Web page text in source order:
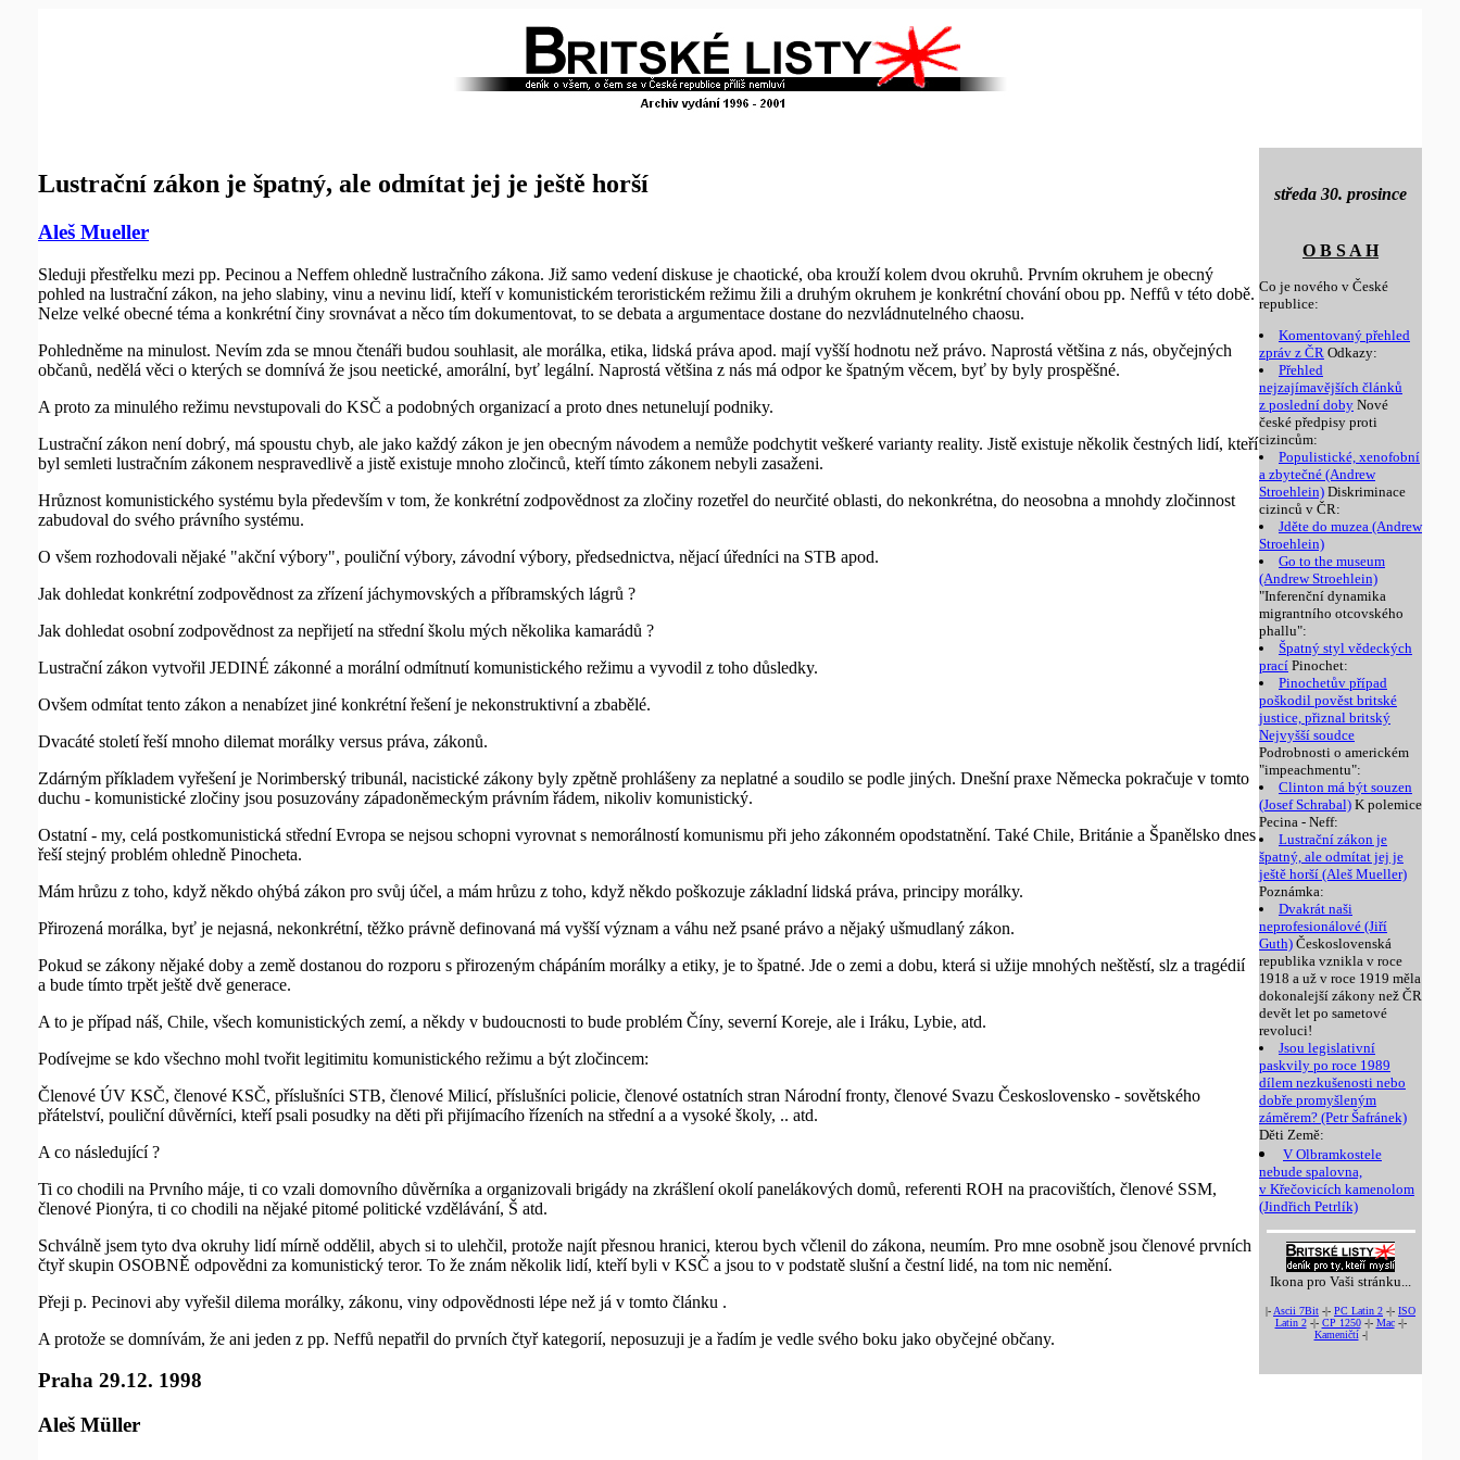
středa 30. prosince
O B S A H
Co je nového v České
republice:
Komentovaný přehled
zpráv z ČR Odkazy:
Přehled
nejzajímavějších článků
z poslední doby Nové
české předpisy proti
cizincům:
Populistické, xenofobní
a zbytečné (Andrew
Stroehlein) Diskriminace
cizinců v ČR:
Jděte do muzea (Andrew
Stroehlein)
Go to the museum
(Andrew Stroehlein)
"Inferenční dynamika
migrantního otcovského
phallu":
Špatný styl vědeckých
prací Pinochet:
Pinochetův případ
poškodil pověst britské
justice, přiznal britský
Nejvyšší soudce
Podrobnosti o americkém
"impeachmentu":
Clinton má být souzen
(Josef Schrabal) K polemice
Pecina - Neff:
Lustrační zákon je
špatný, ale odmítat jej je
ještě horší (Aleš Mueller)
Poznámka:
Dvakrát naši
neprofesionálové (Jiří
Guth) Československá
republika vznikla v roce
1918 a už v roce 1919 měla
dokonalejší zákony než ČR
devět let po sametové
revoluci!
Jsou legislativní
paskvily po roce 1989
dílem nezkušenosti nebo
dobře promyšleným
záměrem? (Petr Šafránek)
Děti Země:
V Olbramkostele
nebude spalovna,
v Křečovicích kamenolom
(Jindřich Petrlík)
Ikona pro Vaši stránku...
|- Ascii 7Bit -|- PC Latin 2 -|- ISO
Latin 2-|- CP 1250-|- Mac-|-
Kameničtí-|
Lustrační zákon je špatný, ale odmítat jej je ještě horší
Aleš Mueller
Sleduji přestřelku mezi pp. Pecinou a Neffem ohledně lustračního zákona. Již samo vedení diskuse je chaotické, oba krouží kolem dvou okruhů. Prvním okruhem je obecný
pohled na lustrační zákon, na jeho slabiny, vinu a nevinu lidí, kteří v komunistickém teroristickém režimu žili a druhým okruhem je konkrétní chování obou pp. Neffů v této době.
Nelze velké obecné téma a konkrétní činy srovnávat a něco tím dokumentovat, to se debata a argumentace dostane do nezvládnutelného chaosu.
Pohledněme na minulost. Nevím zda se mnou čtenáři budou souhlasit, ale morálka, etika, lidská práva apod. mají vyšší hodnotu než právo. Naprostá většina z nás, obyčejných
občanů, nedělá věci o kterých se domnívá že jsou neetické, amorální, byť legální. Naprostá většina z nás má odpor ke špatným věcem, byť by byly prospěšné.
A proto za minulého režimu nevstupovali do KSČ a podobných organizací a proto dnes netunelují podniky.
Lustrační zákon není dobrý, má spoustu chyb, ale jako každý zákon je jen obecným návodem a nemůže podchytit veškeré varianty reality. Jistě existuje několik čestných lidí, kteří
byl semleti lustračním zákonem nespravedlivě a jistě existuje mnoho zločinců, kteří tímto zákonem nebyli zasaženi.
Hrůznost komunistického systému byla především v tom, že konkrétní zodpovědnost za zločiny rozetřel do neurčité oblasti, do nekonkrétna, do neosobna a mnohdy zločinnost
zabudoval do svého právního systému.
O všem rozhodovali nějaké "akční výbory", pouliční výbory, závodní výbory, předsednictva, nějací úředníci na STB apod.
Jak dohledat konkrétní zodpovědnost za zřízení jáchymovských a příbramských lágrů ?
Jak dohledat osobní zodpovědnost za nepřijetí na střední školu mých několika kamarádů ?
Lustrační zákon vytvořil JEDINÉ zákonné a morální odmítnutí komunistického režimu a vyvodil z toho důsledky.
Ovšem odmítat tento zákon a nenabízet jiné konkrétní řešení je nekonstruktivní a zbabělé.
Dvacáté století řeší mnoho dilemat morálky versus práva, zákonů.
Zdárným příkladem vyřešení je Norimberský tribunál, nacistické zákony byly zpětně prohlášeny za neplatné a soudilo se podle jiných. Dnešní praxe Německa pokračuje v tomto
duchu - komunistické zločiny jsou posuzovány západoněmeckým právním řádem, nikoliv komunistický.
Ostatní - my, celá postkomunistická střední Evropa se nejsou schopni vyrovnat s nemorálností komunismu při jeho zákonném opodstatnění. Také Chile, Británie a Španělsko dnes
řeší stejný problém ohledně Pinocheta.
Mám hrůzu z toho, když někdo ohýbá zákon pro svůj účel, a mám hrůzu z toho, když někdo poškozuje základní lidská práva, principy morálky.
Přirozená morálka, byť je nejasná, nekonkrétní, těžko právně definovaná má vyšší význam a váhu než psané právo a nějaký ušmudlaný zákon.
Pokud se zákony nějaké doby a země dostanou do rozporu s přirozeným chápáním morálky a etiky, je to špatné. Jde o zemi a dobu, která si užije mnohých neštěstí, slz a tragédií
a bude tímto trpět ještě dvě generace.
A to je případ náš, Chile, všech komunistických zemí, a někdy v budoucnosti to bude problém Číny, severní Koreje, ale i Iráku, Lybie, atd.
Podívejme se kdo všechno mohl tvořit legitimitu komunistického režimu a být zločincem:
Členové ÚV KSČ, členové KSČ, příslušníci STB, členové Milicí, příslušníci policie, členové ostatních stran Národní fronty, členové Svazu Československo - sovětského
přátelství, pouliční důvěrníci, kteří psali posudky na děti při přijímacího řízeních na střední a a vysoké školy, .. atd.
A co následující ?
Ti co chodili na Prvního máje, ti co vzali domovního důvěrníka a organizovali brigády na zkrášlení okolí panelákových domů, referenti ROH na pracovištích, členové SSM,
členové Pionýra, ti co chodili na nějaké pitomé politické vzdělávání, Š atd.
Schválně jsem tyto dva okruhy lidí mírně oddělil, abych si to ulehčil, protože najít přesnou hranici, kterou bych včlenil do zákona, neumím. Pro mne osobně jsou členové prvních
čtyř skupin OSOBNĚ odpovědni za komunistický teror. To že znám několik lidí, kteří byli v KSČ a jsou to v podstatě slušní a čestní lidé, na tom nic nemění.
Přeji p. Pecinovi aby vyřešil dilema morálky, zákonu, viny odpovědnosti lépe než já v tomto článku .
A protože se domnívám, že ani jeden z pp. Neffů nepatřil do prvních čtyř kategorií, neposuzuji je a řadím je vedle svého boku jako obyčejné občany.
Praha 29.12. 1998
Aleš Müller